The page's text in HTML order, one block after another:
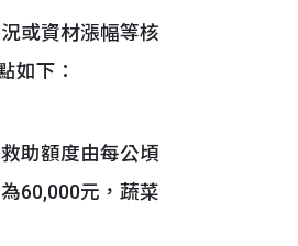
或資材漲幅等核
如下：
助額度由每公頃
60,000元，蔬菜